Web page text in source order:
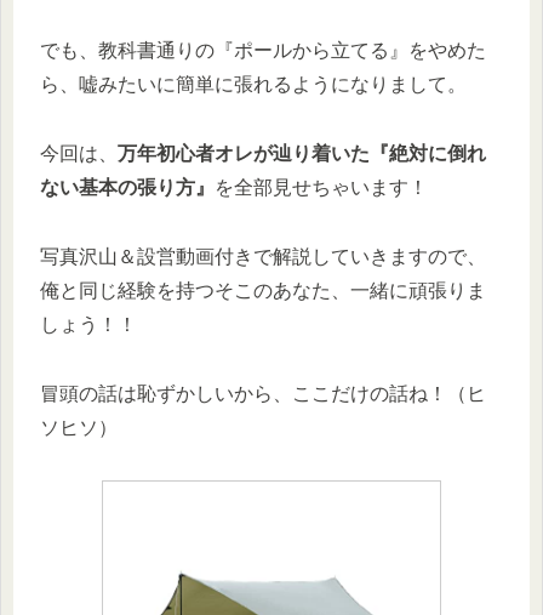
でも、教科書通りの『ポールから立てる』をやめた
ら、嘘みたいに簡単に張れるようになりまして。
今回は、 万年初心者オレが辿り着いた『絶対に倒れ
ない基本の張り方』
を全部見せちゃいます！
写真沢山＆設営動画付きで解説していきますので、
俺と同じ経験を持つそこのあなた、一緒に頑張りま
しょう！！
冒頭の話は恥ずかしいから、ここだけの話ね！（ヒ
ソヒソ）